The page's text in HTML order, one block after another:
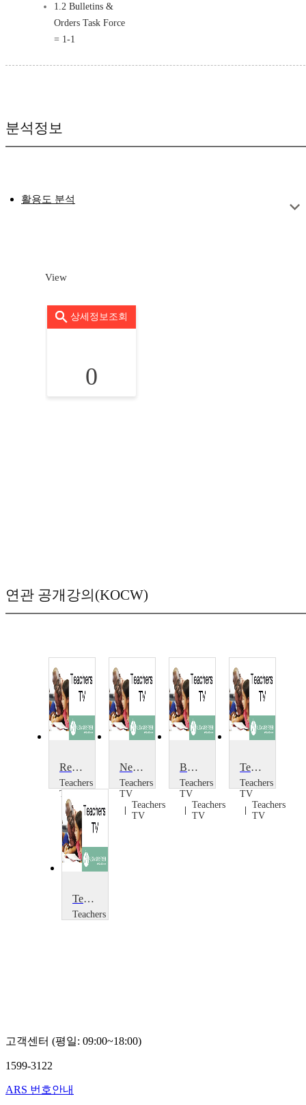
1.2 Bulletins &
Orders Task Force
= 1-1
분석정보
활용도 분석
View
상세정보조회
0
연관 공개강의(KOCW)
Reporting to Parents
Teachers
TV
Teachers
TV
News Report
Teachers
TV
Teachers
TV
BETT Report 2009: Episode 3
Teachers
TV
Teachers
TV
Teaching the KS2 News Report Lesson
Teachers
TV
Teachers
TV
Teaching the KS3/4 News Report Lesson
Teachers
고객센터 (평일: 09:00~18:00)
1599-3122
ARS 번호안내